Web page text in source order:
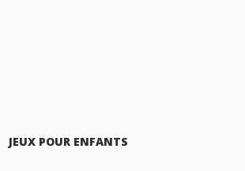
JEUX POUR ENFANTS